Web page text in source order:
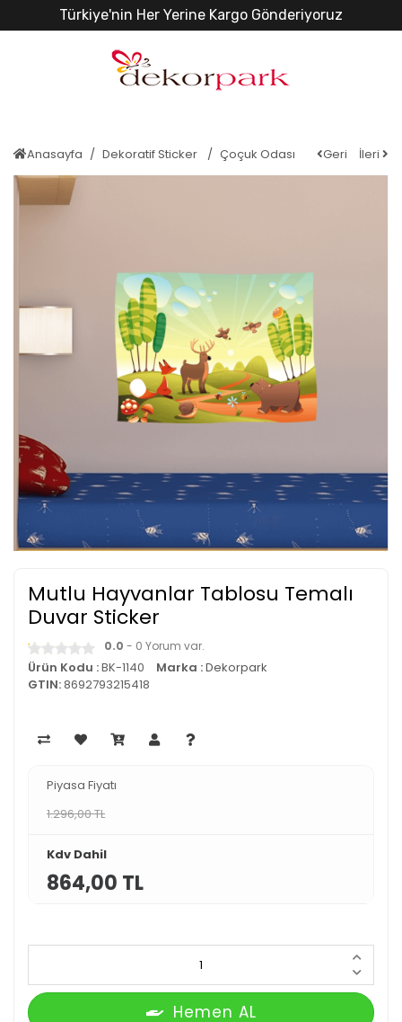
Türkiye'nin Her Yerine Kargo Gönderiyoruz
Anasayfa Dekoratif Sticker Çoçuk Odası Geri İleri
Mutlu Hayvanlar Tablosu Temalı
Duvar Sticker
0.0 - 0 Yorum var.
Ürün Kodu :BK-1140 Marka :Dekorpark
GTIN:8692793215418
Piyasa Fiyatı
1.296,00 TL
Kdv Dahil
864,00 TL
Hemen AL